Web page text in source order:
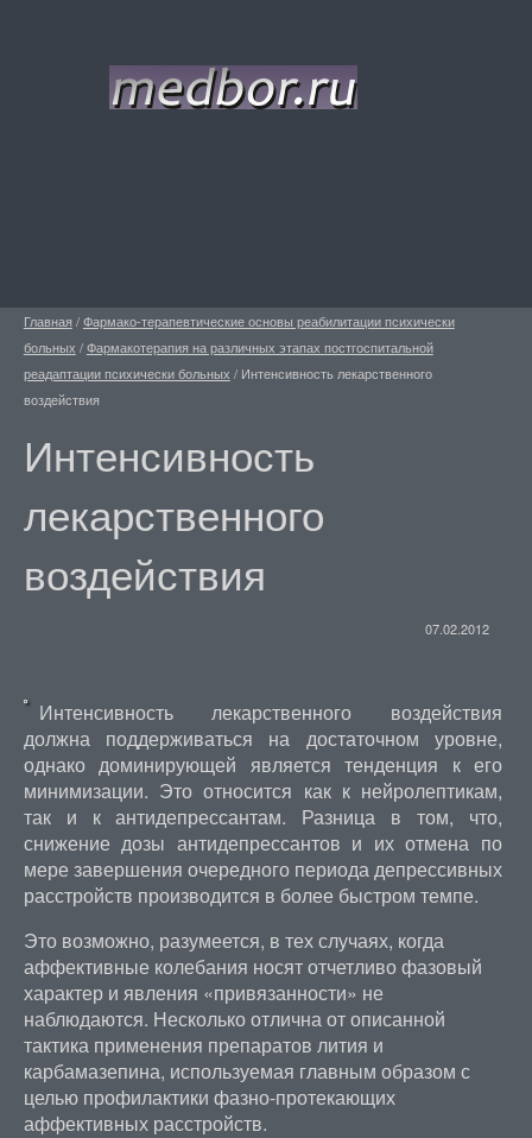
Главная /Фармако-терапевтические основы реабилитации психически
больных /Фармакотерапия на различных этапах постгоспитальной
реадаптации психически больных / Интенсивность лекарственного
воздействия
Интенсивность
лекарственного
воздействия
07.02.2012
Интенсивность лекарственного воздействия
должна поддерживаться на достаточном уровне,
однако доминирующей является тенденция к его
минимизации. Это относится как к нейролептикам,
так и к антидепрессантам. Разница в том, что,
снижение дозы антидепрессантов и их отмена по
мере завершения очередного периода депрессивных
расстройств производится в более быстром темпе.
Это возможно, разумеется, в тех случаях, когда
аффективные колебания носят отчетливо фазовый
характер и явления «привязанности» не
наблюдаются. Несколько отлична от описанной
тактика применения препаратов лития и
карбамазепина, используемая главным образом с
целью профилактики фазно-протекающих
аффективных расстройств.